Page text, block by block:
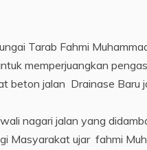
Tarab Fahmi
memperjuangkan
beton jalan Drainase Baru
nagari jalan yang
Masyarakat ujar fahmi